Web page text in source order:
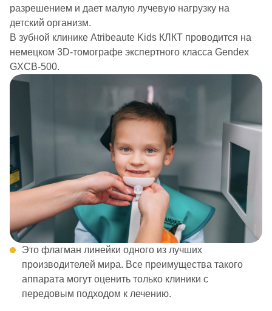
разрешением и дает малую лучевую нагрузку на
детский организм.
В зубной клинике Atribeaute Kids КЛКТ проводится на
немецком 3D-томографе экспертного класса Gendex
GXCB-500.
Это флагман линейки одного из лучших
производителей мира. Все преимущества такого
аппарата могут оценить только клиники с
передовым подходом к лечению.